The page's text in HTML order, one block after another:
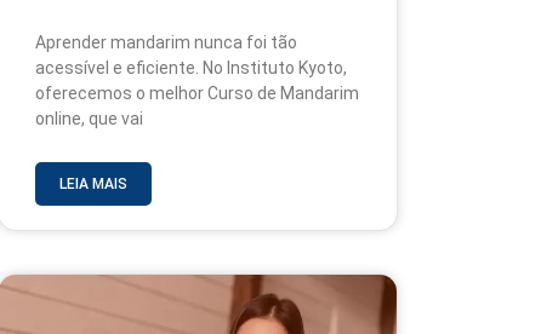
Aprender mandarim nunca foi tão
acessível e eficiente. No Instituto Kyoto,
oferecemos o melhor Curso de Mandarim
online, que vai
LEIA MAIS